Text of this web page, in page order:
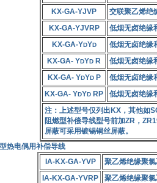
KX-GA-YJVP
交联聚乙烯绝
KX-GA-YJVRP
低烟无卤绝缘
KX-GA-YDYD 低烟无卤绝缘
KX-GA- YDYD R 低烟无卤绝缘
KX-GA- YDYDP 低烟无卤绝缘
KX-GA- YDYD RP 低烟无卤绝缘
注：上述型号仅列出 KX ，其他如
阻燃型补偿导线型号前加ZR ，
屏蔽可采用镀锡铜丝屏蔽。
热电偶用补偿导线
IA-KX-GA-YVP
聚乙烯绝缘聚
IA-KX-GA-YVRP
聚乙烯绝缘聚